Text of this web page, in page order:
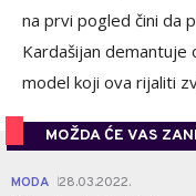
na prvi pogled čini da
Kardašijan demantuje
model koji ova rijaliti
MOŽDA ĆE VAS
MODA 28.03.2022.